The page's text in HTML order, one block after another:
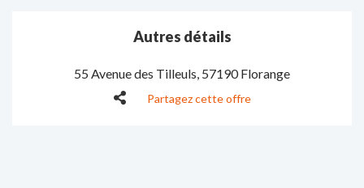
Autres détails
55 Avenue des Tilleuls, 57190 Florange
Partagez cette offre